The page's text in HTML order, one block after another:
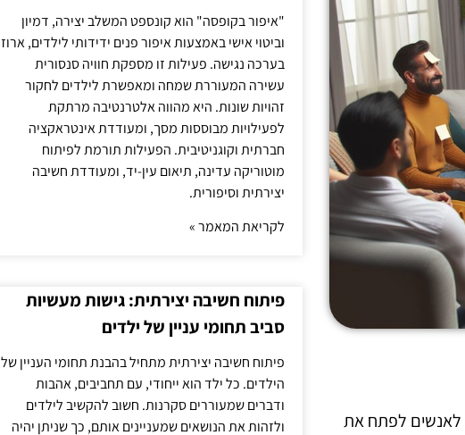
לאנשים לפתח את
"איפור בקופסה" הוא קונספט המשלב יצירה, דמיון
וביטוי אישי באמצעות איפור פנים ידידותי לילדים, ארוז
בערכה נגישה. פעילות זו מספקת חוויה סנסורית
עשירה המעוררת שמחה ומאפשרת לילדים לחקור
זהויות שונות. היא מהווה אלטרנטיבה מרתקת
לפעילויות מבוססות מסך, ומעודדת אינטראקציה
חברתית וקוגניטיבית. הפעילות תורמת לפיתוח
מוטוריקה עדינה, תיאום עין-יד, ומעודדת חשיבה
יצירתית וסיפורית.
לקריאת המאמר »
פיתוח חשיבה יצירתית: גישות מעשיות
סביב תחומי עניין של ילדים
פיתוח חשיבה יצירתית מתחיל בהבנת תחומי העניין של
הילדים. כל ילד הוא ייחודי, עם תחביבים, אהבות
ודברים שמעוררים סקרנות. חשוב להקשיב לילדים
ולזהות את הנושאים שמעניינים אותם, כך שניתן יהיה